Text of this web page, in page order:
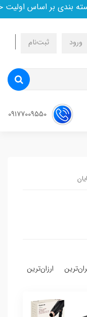
بندی بر اساس اولیت
ورود ثبت‌نام
ارزان‌ترین